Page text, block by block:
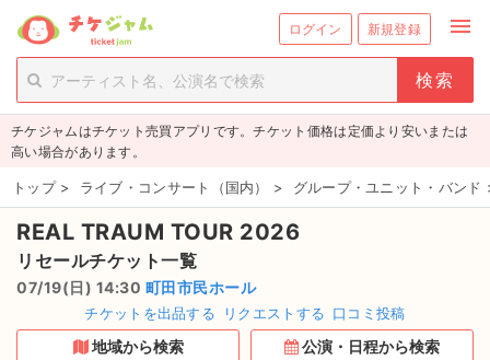
ログイン 新規登録 menu
person_add 新規会員登録
チケットを探す
新着チケット
値下げしたチケット
都道府県からチケットを探す
もうすぐ開催のチケット
チケジャムはチケット売買アプリです。チケット価格は定価より安いまたは
高い場合があります。
トップ > ライブ・コンサート（国内） > グループ・ユニット・バンド
REAL TRAUM TOUR 2026
リセールチケット一覧
07/19(日) 14:30 町田市民ホール
チケットを出品する リクエストする 口コミ投稿
地域から検索 公演・日程から検索